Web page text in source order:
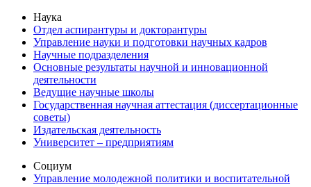
Наука
Отдел аспирантуры и докторантуры
Управление науки и подготовки научных кадров
Научные подразделения
Основные результаты научной и инновационной
деятельности
Ведущие научные школы
Государственная научная аттестация (диссертационные
советы)
Издательская деятельность
Университет – предприятиям
Социум
Управление молодежной политики и воспитательной